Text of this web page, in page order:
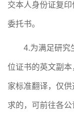
交本人身份证复
委托书。
4.为满足研究
位证书的英文副
家标准翻译，仅
求的 ，可前往各